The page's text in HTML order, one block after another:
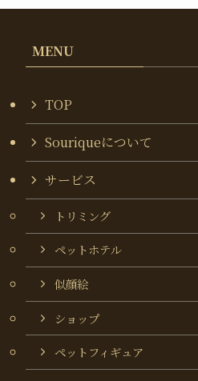
MENU
TOP
Souriqueについて
サービス
トリミング
ペットホテル
似顔絵
ショップ
ペットフィギュア